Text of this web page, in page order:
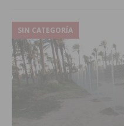
SIN CATEGORÍA